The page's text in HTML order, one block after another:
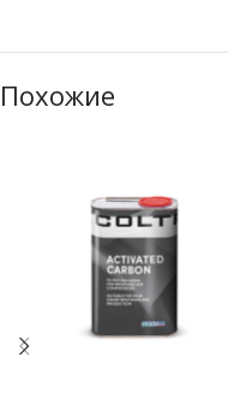
Похожие